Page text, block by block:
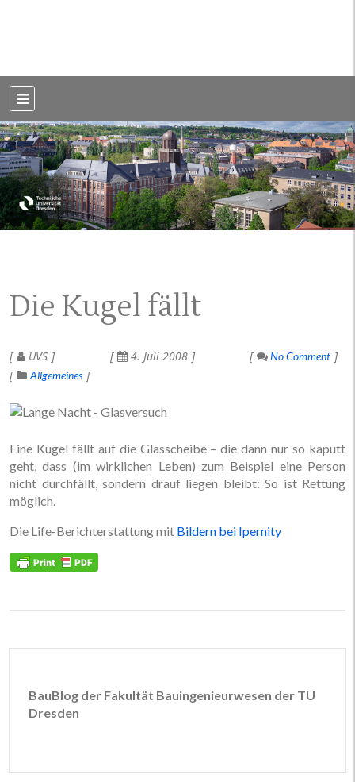
Dresden
Die Kugel fällt
UVS 4. Juli 2008
No Comment
Allgemeines
Eine Kugel fällt auf die Glasscheibe – die dann nur so kaputt
geht, dass (im wirklichen Leben) zum Beispiel eine Person
nicht durchfällt, sondern drauf liegen bleibt: So ist Rettung
möglich.
Die Life-Berichterstattung mit Bildern bei Ipernity
BauBlog der Fakultät Bauingenieurwesen der TU
Dresden